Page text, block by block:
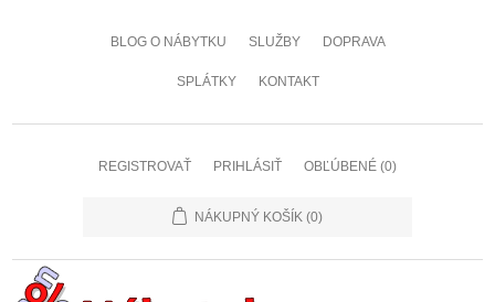
BLOG O NÁBYTKU SLUŽBY DOPRAVA
SPLÁTKY KONTAKT
REGISTROVAŤ PRIHLÁSIŤ OBĽÚBENÉ (0)
NÁKUPNÝ KOŠÍK (0)